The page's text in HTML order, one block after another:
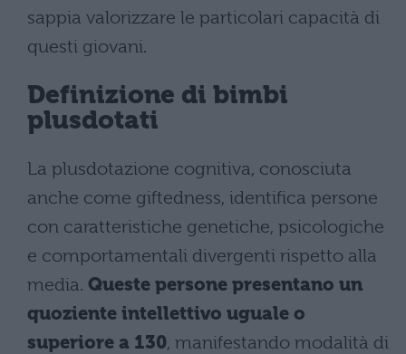
sappia valorizzare le particolari capacità di
questi giovani.
Definizione di bimbi
plusdotati
La plusdotazione cognitiva, conosciuta
anche come giftedness, identifica persone
con caratteristiche genetiche, psicologiche
e comportamentali divergenti rispetto alla
media. Queste persone presentano un
quoziente intellettivo uguale o
superiore a 130, manifestando modalità di